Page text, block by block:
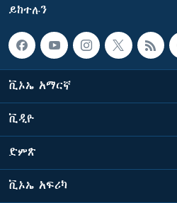
ይከተሉን
ቪኦኤ አማርኛ
ቪዲዮ
ድምጽ
ቪኦኤ አፍሪካ